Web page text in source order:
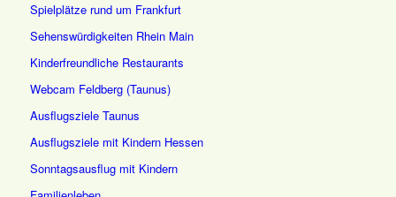
Spielplätze rund um Frankfurt
Sehenswürdigkeiten Rhein Main
Kinderfreundliche Restaurants
Webcam Feldberg (Taunus)
Ausflugsziele Taunus
Ausflugsziele mit Kindern Hessen
Sonntagsausflug mit Kindern